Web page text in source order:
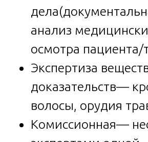
анализ
осмотра пациента/
Экспертиза
доказательств—
волосы, орудия
Комиссионная—